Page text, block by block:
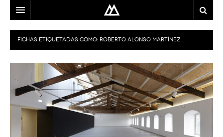
ARQUITECTO
LOCALIZACIÓN
USO
EQUIPO
FICHAS ETIQUETADAS COMO: ROBERTO ALONSO MARTÍNEZ